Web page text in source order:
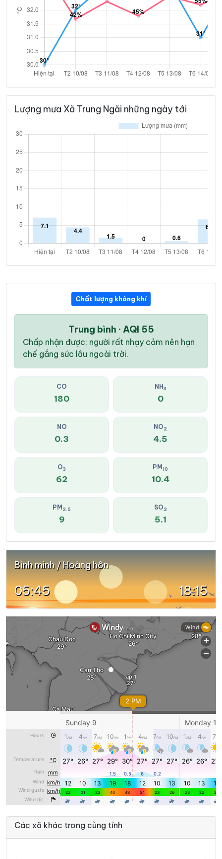
Lượng mưa Xã Trung Ngãi những ngày tới
Chất lượng không khí
Trung bình · AQI 55
Chấp nhận được; người rất nhạy cảm nên hạn
chế gắng sức lâu ngoài trời.
CO
180
NH 3
0
NO
0.3
NO2
4.5
O3
62
PM 10
10.4
PM 2.5
9
SO2
5.1
Bình minh / Hoàng hôn
05:45 18:15
Các xã khác trong cùng tỉnh